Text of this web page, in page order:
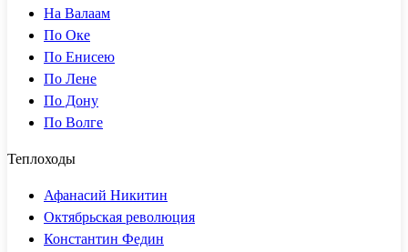
На Валаам
По Оке
По Енисею
По Лене
По Дону
По Волге
Теплоходы
Афанасий Никитин
Октябрьская революция
Константин Федин